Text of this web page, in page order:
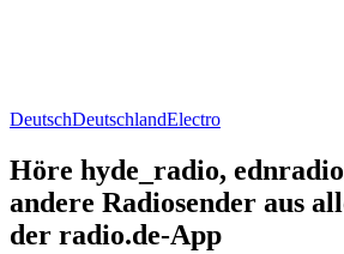
DeutschDeutschlandElectro
Höre hyde_radio,
andere Radiosender aus
der radio.de-App